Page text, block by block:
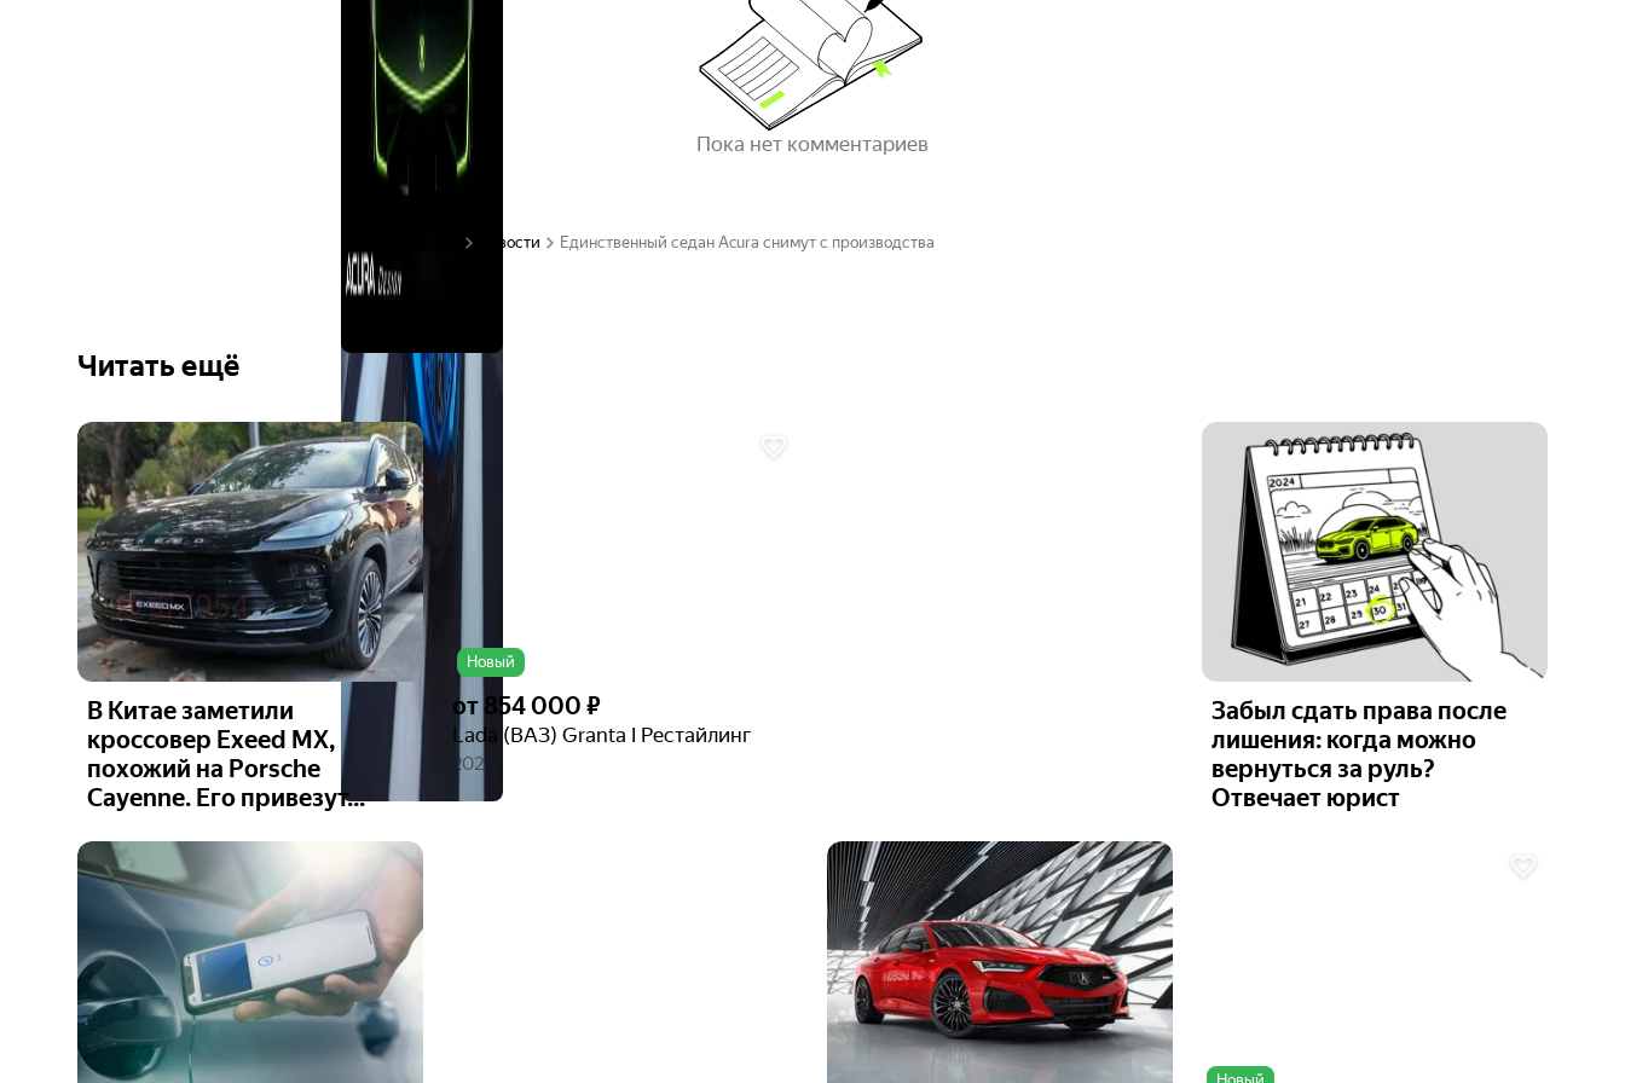
Пока нет комментариев
Новости Единственный седан Acura снимут с производства
Читать ещё
В Китае заметили
кроссовер Exeed MX,
похожий на Porsche
Cayenne. Его привезут...
Новый
Ещё 6
фото
от 854 000 ₽
Lada (ВАЗ) Granta I Рестайлинг
2026
Забыл сдать права после
лишения: когда можно
вернуться за руль?
Отвечает юрист